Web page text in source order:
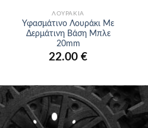
ΛΟΥΡΆΚΙΑ
Υφασμάτινο Λουράκι Με
Δερμάτινη Βάση Μπλε
20mm
22.00 €